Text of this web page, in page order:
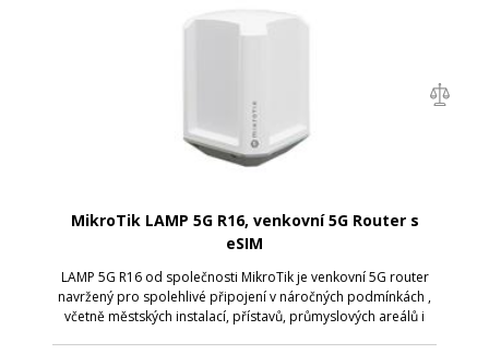
MikroTik LAMP 5G R16, venkovní 5G Router s
eSIM
LAMP 5G R16 od společnosti MikroTik je venkovní 5G router
navržený pro spolehlivé připojení v náročných podmínkách ,
včetně městských instalací, přístavů, průmyslových areálů i